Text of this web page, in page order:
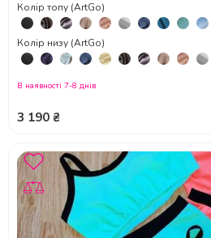
Колір топу (ArtGo)
Колір низу (ArtGo)
3 190 ₴
В наявності 7-8 днів